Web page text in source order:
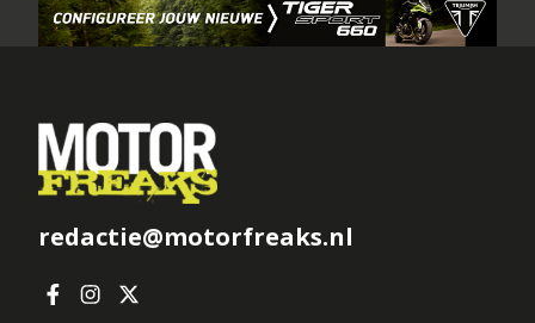
redactie@motorfreaks.nl